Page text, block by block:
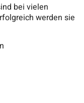
bei vielen
werden sie